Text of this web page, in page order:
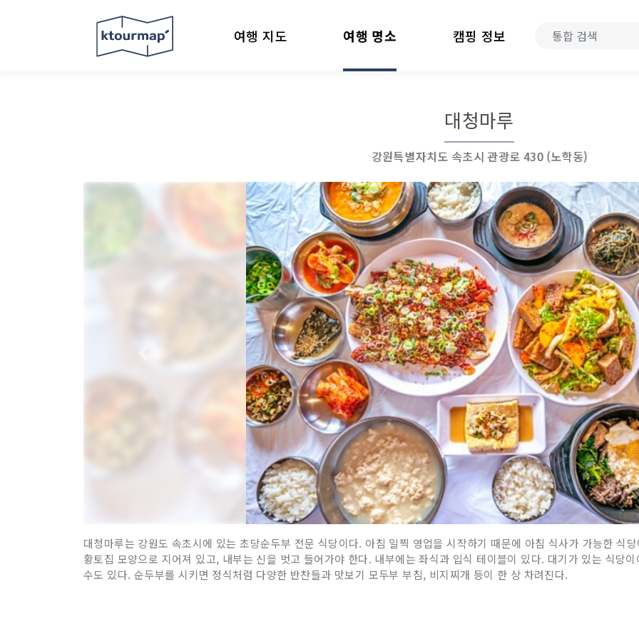
여행 지도 여행 명소 캠핑 정보
대청마루
강원특별자치도 속초시 관광로 430 (노학동)
대청마루는 강원도 속초시에 있는 초당순두부 전문 식당이다. 아침 일찍 영업을 시작하기 때문에 아침 식사가 가능한 식
황토집 모양으로 지어져 있고, 내부는 신을 벗고 들어가야 한다. 내부에는 좌식과 입식 테이블이 있다. 대기가 있는 식당
수도 있다. 순두부를 시키면 정식처럼 다양한 반찬들과 맛보기 모두부 부침, 비지찌개 등이 한 상 차려진다.